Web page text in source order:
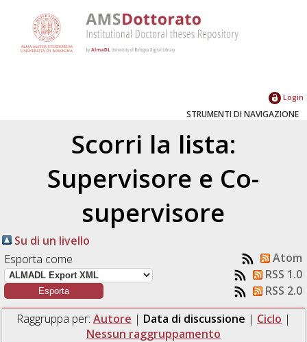
Login
STRUMENTI DI NAVIGAZIONE
Scorri la lista:
Supervisore e Co-
supervisore
Su di un livello
Esporta come
Atom
RSS 1.0
RSS 2.0
Raggruppa per: Autore | Data di discussione | Ciclo |
Nessun raggruppamento